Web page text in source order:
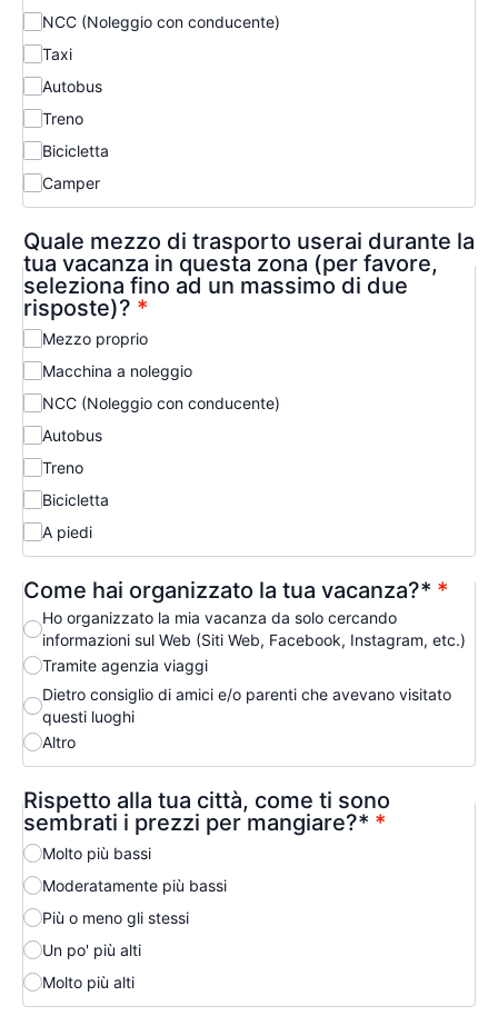
NCC (Noleggio con conducente)
Taxi
Autobus
Treno
Bicicletta
Camper
Quale mezzo di trasporto userai durante la
tua vacanza in questa zona (per favore,
seleziona fino ad un massimo di due
risposte)? *
Mezzo proprio
Macchina a noleggio
NCC (Noleggio con conducente)
Autobus
Treno
Bicicletta
A piedi
Come hai organizzato la tua vacanza?* *
Ho organizzato la mia vacanza da solo cercando
informazioni sul Web (Siti Web, Facebook, Instagram, etc.)
Tramite agenzia viaggi
Dietro consiglio di amici e/o parenti che avevano visitato
questi luoghi
Altro
Rispetto alla tua città, come ti sono
sembrati i prezzi per mangiare?* *
Molto più bassi
Moderatamente più bassi
Più o meno gli stessi
Un po' più alti
Molto più alti